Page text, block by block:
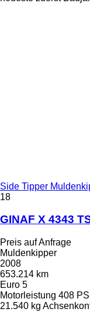
Side Tipper
18
GINAF X 4343
Preis auf Anfrage
Muldenkipper
2008
653.214 km
Euro 5
Motorleistung 408
21.540 kg